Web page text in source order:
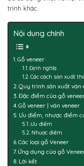
trình khác.
Nội dung chính
Gỗ veneer
Định nghĩa
Các cách sản xuất
Quy trình sản xuất ván
Đặc điểm của gỗ
Gỗ veneer | ván veneer
Ưu điểm, nhược điểm
Ưu điểm
Nhược điểm
Các loại gỗ Veneer
Ứng dụng của gỗ
Lời kết